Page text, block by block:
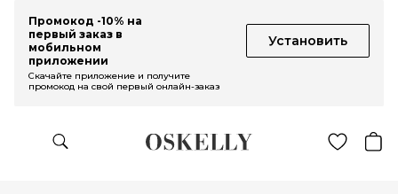
Промокод -10% на
первый заказ в
мобильном
приложении
Установить
Скачайте приложение и получите
промокод на свой первый онлайн-заказ